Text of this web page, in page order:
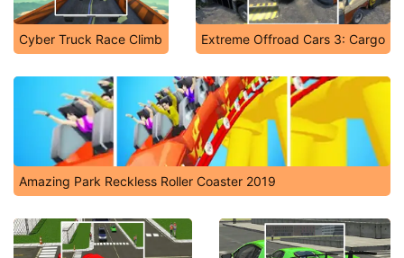
Cyber Truck Race Climb Extreme Offroad Cars 3: Cargo
Amazing Park Reckless Roller Coaster 2019